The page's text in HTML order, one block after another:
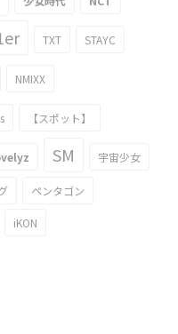
TXT STAYC
NMIXX
【スポット】
SM 宇宙少女
ペンタゴン
iKON